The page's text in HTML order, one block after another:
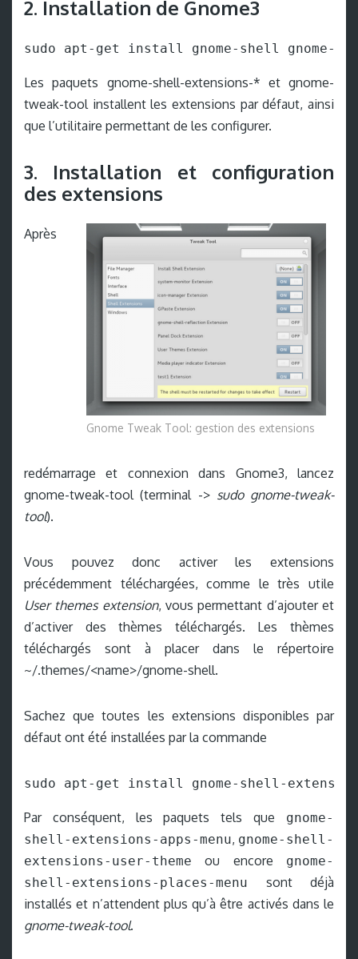
2. Installation de Gnome3
sudo apt-get install gnome-shell gnome-
Les paquets gnome-shell-extensions-* et gnome-
tweak-tool installent les extensions par défaut, ainsi
que l’utilitaire permettant de les configurer.
3. Installation et configuration
des extensions
Gnome Tweak Tool: gestion des extensions
Après
redémarrage et connexion dans Gnome3, lancez
gnome-tweak-tool (terminal -> sudo gnome-tweak-
tool).
Vous pouvez donc activer les extensions
précédemment téléchargées, comme le très utile
User themes extension, vous permettant d’ajouter et
d’activer des thèmes téléchargés. Les thèmes
téléchargés sont à placer dans le répertoire
~/.themes/<name>/gnome-shell.
Sachez que toutes les extensions disponibles par
défaut ont été installées par la commande
sudo apt-get install gnome-shell-
Par conséquent, les paquets tels que gnome-
shell-extensions-apps-menu, gnome-shell-
extensions-user-theme ou encore gnome-
shell-extensions-places-menu sont déjà
installés et n’attendent plus qu’à être activés dans le
gnome-tweak-tool.